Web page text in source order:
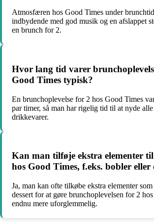
Atmosfæren hos Good Times under
indbydende med god musik og en afslappet
en brunch for 2.
Hvor lang tid varer
Good Times typisk?
En brunchoplevelse for 2 hos Good Times
par timer, så man har rigelig tid til at nyde
drikkevarer.
Kan man tilføje ekstra elementer
hos Good Times, f.eks. bobler eller
Ja, man kan ofte tilkøbe ekstra elementer
dessert for at gøre brunchoplevelsen for 2
endnu mere uforglemmelig.